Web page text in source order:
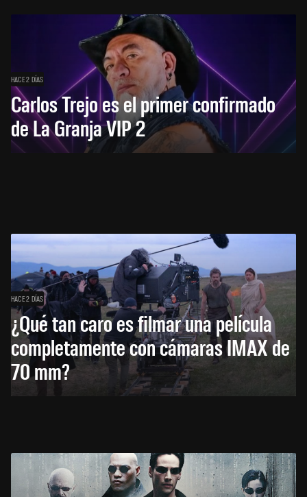
HACE 2 DÍAS
Carlos Trejo es el primer confirmado
de La Granja VIP 2
HACE 2 DÍAS
¿Qué tan caro es filmar una película
completamente con cámaras IMAX de
70 mm?